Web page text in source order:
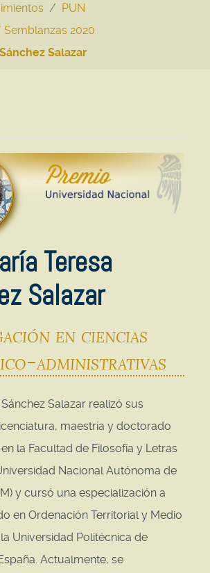
PUN
2020
Salazar
Teresa
Salazar
en ciencias
administrativas
Salazar realizó sus
maestría y doctorado
la Facultad de Filosofía y Letras
Nacional Autónoma de
y cursó una especialización a
en Ordenación Territorial y Medio
Universidad Politécnica de
Actualmente, se